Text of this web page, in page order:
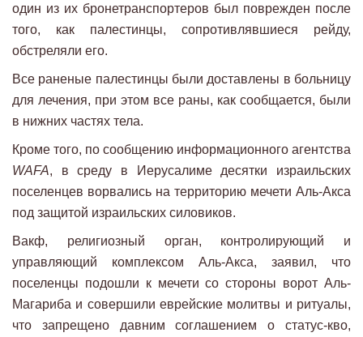
один из их бронетранспортеров был поврежден после
того, как палестинцы, сопротивлявшиеся рейду,
обстреляли его.
Все раненые палестинцы были доставлены в больницу
для лечения, при этом все раны, как сообщается, были
в нижних частях тела.
Кроме того, по сообщению информационного агентства
WAFA, в среду в Иерусалиме десятки израильских
поселенцев ворвались на территорию мечети Аль-Акса
под защитой израильских силовиков.
Вакф, религиозный орган, контролирующий и
управляющий комплексом Аль-Акса, заявил, что
поселенцы подошли к мечети со стороны ворот Аль-
Магариба и совершили еврейские молитвы и ритуалы,
что запрещено давним соглашением о статус-кво,